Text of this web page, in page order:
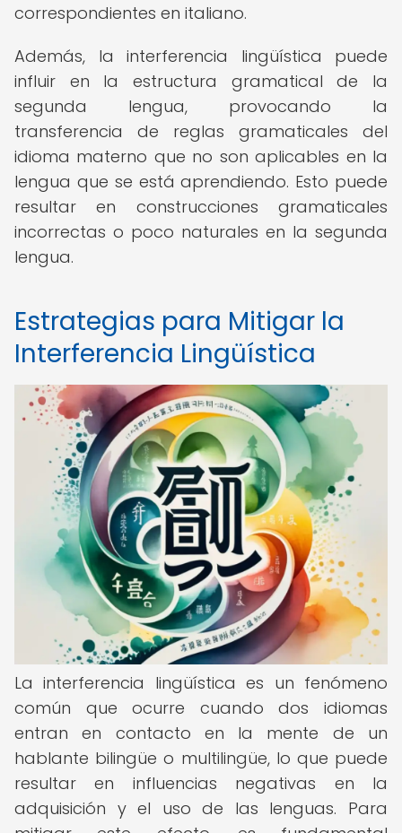
correspondientes en italiano.
Además, la interferencia lingüística puede
influir en la estructura gramatical de la
segunda lengua, provocando la
transferencia de reglas gramaticales del
idioma materno que no son aplicables en la
lengua que se está aprendiendo. Esto puede
resultar en construcciones gramaticales
incorrectas o poco naturales en la segunda
lengua.
Estrategias para Mitigar la
Interferencia Lingüística
La interferencia lingüística es un fenómeno
común que ocurre cuando dos idiomas
entran en contacto en la mente de un
hablante bilingüe o multilingüe, lo que puede
resultar en influencias negativas en la
adquisición y el uso de las lenguas. Para